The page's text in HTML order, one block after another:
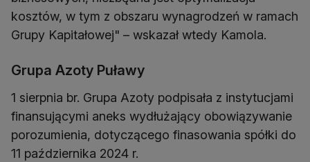
kosztów, w tym z obszaru wynagrodzeń w ramach
Grupy Kapitałowej" – wskazał wtedy Kamola.
Grupa Azoty Puławy
1 sierpnia br. Grupa Azoty podpisała z instytucjami
finansującymi aneks wydłużający obowiązywanie
porozumienia, dotyczącego finasowania spółki do
11 października 2024 r.